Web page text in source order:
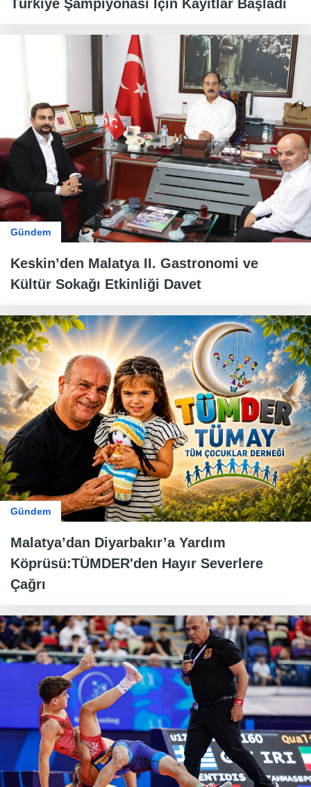
Türkiye Şampiyonası İçin Kayıtlar Başladı
Gündem
Keskin’den Malatya II. Gastronomi ve
Kültür Sokağı Etkinliği Davet
Gündem
Malatya’dan Diyarbakır’a Yardım
Köprüsü:TÜMDER'den Hayır Severlere
Çağrı